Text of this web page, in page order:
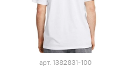
арт. 1382831-100